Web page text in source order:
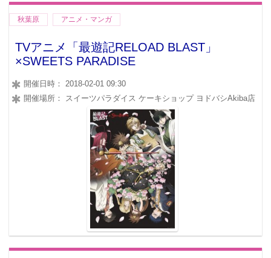
秋葉原 アニメ・マンガ
TVアニメ「最遊記RELOAD BLAST」
×SWEETS PARADISE
開催日時： 2018-02-01 09:30
開催場所： スイーツパラダイス ケーキショップ ヨドバシAkiba店